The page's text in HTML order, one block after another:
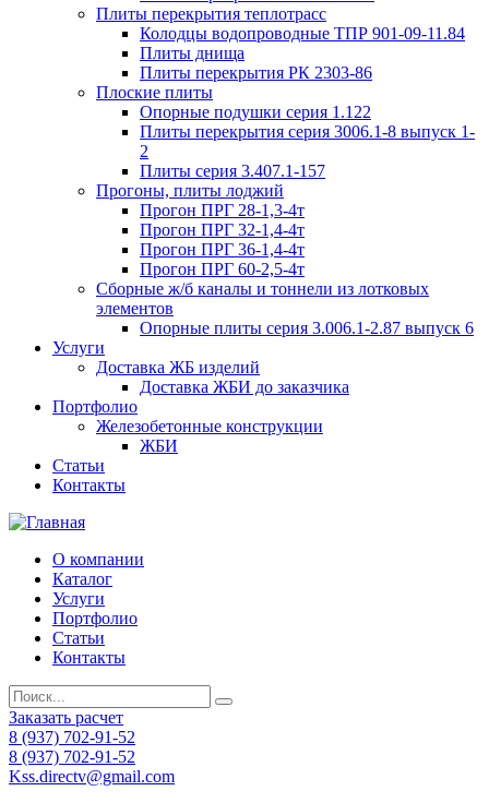
Плиты перекрытия теплотрасс
Колодцы водопроводные ТПР 901-09-11.84
Плиты днища
Плиты перекрытия РК 2303-86
Плоские плиты
Опорные подушки серия 1.122
Плиты перекрытия серия 3006.1-8 выпуск 1-
2
Плиты серия 3.407.1-157
Прогоны, плиты лоджий
Прогон ПРГ 28-1,3-4т
Прогон ПРГ 32-1,4-4т
Прогон ПРГ 36-1,4-4т
Прогон ПРГ 60-2,5-4т
Сборные ж/б каналы и тоннели из лотковых
элементов
Опорные плиты серия 3.006.1-2.87 выпуск 6
Услуги
Доставка ЖБ изделий
Доставка ЖБИ до заказчика
Портфолио
Железобетонные конструкции
ЖБИ
Статьи
Контакты
О компании
Каталог
Услуги
Портфолио
Статьи
Контакты
Заказать расчет
8 (937) 702-91-52
8 (937) 702-91-52
Kss.directv@gmail.com